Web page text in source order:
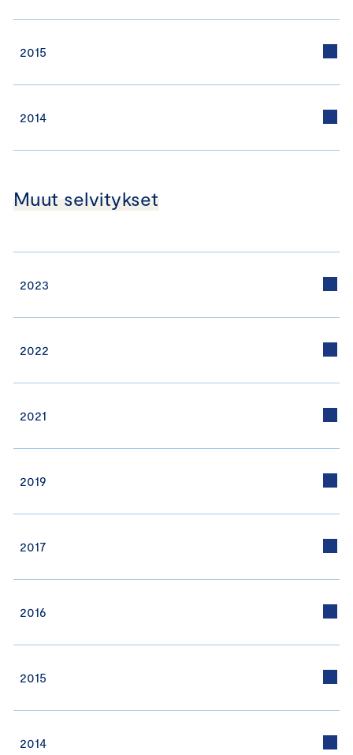
2015
2014
Muut selvitykset
2023
2022
2021
2019
2017
2016
2015
2014